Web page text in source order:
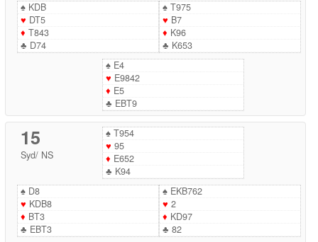
♠KDB
♥ DT5
♦ T843
♣ D74
♠T975
♥ B7
♦ K96
♣ K653
♠E4
♥ E9842
♦ E5
♣ EBT9
15
Syd/ NS
♠T954
♥ 95
♦ E652
♣ K94
♠D8
♥ KDB8
♦ BT3
♣ EBT3
♠EKB762
♥ 2
♦ KD97
♣ 82